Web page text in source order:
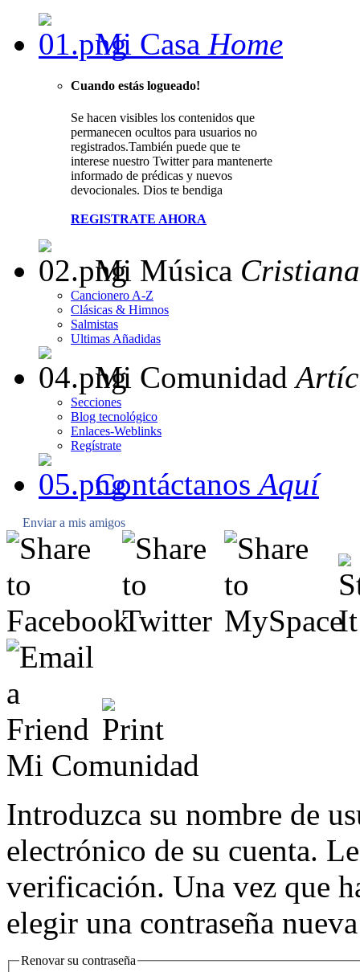
Mi Casa Home
Cuando estás logueado!
Se hacen visibles los contenidos que
permanecen ocultos para usuarios no
registrados.También puede que te
interese nuestro Twitter para mantenerte
informado de prédicas y nuevos
devocionales. Dios te bendiga
REGISTRATE AHORA
Mi Música Cristiana
Cancionero A-Z
Clásicas & Himnos
Salmistas
Ultimas Añadidas
Mi Comunidad
Secciones
Blog tecnológico
Enlaces-Weblinks
Regístrate
Contáctanos Aquí
Enviar a mis amigos
Mi Comunidad
Introduzca su nombre de
electrónico de su cuenta.
verificación. Una vez que
elegir una contraseña
Renovar su contraseña